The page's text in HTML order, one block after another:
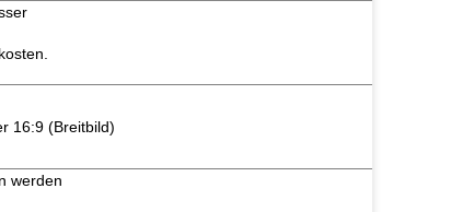
16:9 (Breitbild)
werden